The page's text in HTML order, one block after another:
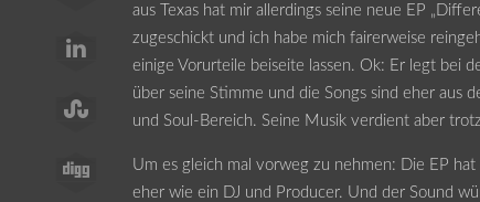
aus Texas hat mir allerdings seine neue EP
zugeschickt und ich habe mich fairerweise
einige Vorurteile beiseite lassen. Ok: Er legt bei
über seine Stimme und die Songs sind eher aus
und Soul-Bereich. Seine Musik verdient aber
Um es gleich mal vorweg zu nehmen: Die EP
eher wie ein DJ und Producer. Und der Sound